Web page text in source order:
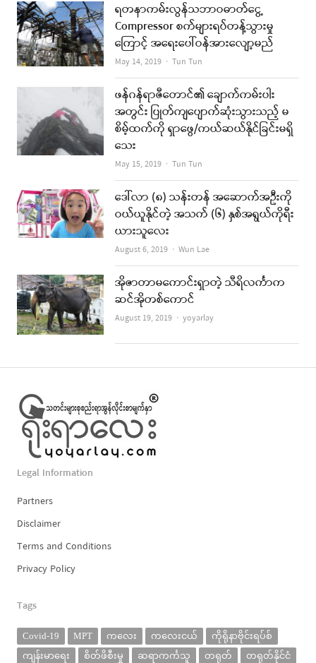
ရတနာကမ်းလွန်သဘာဝဓာတ်ငွေ့
Compressor စက်များရပ်တန့်သွားမှု
ကြောင့် အရေးပေါ်ဝန်အားလျော့မည်
May 14, 2019 Author
Tun Tun
ဖန်ဂန်ရာဇီတောင်၏ ချောက်ကမ်းပါး
အတွင်း ပြုတ်ကျပျောက်ဆုံးသွားသည့် မ
စိမ့်ထက်ကို ရှာဖွေ/ကယ်ဆယ်နိုင်ခြင်းမရှိ
သေး
May 15, 2019 Author
Tun Tun
ဒေါ်လာ (၈) သန်းတန် အဆောက်အဦးကို
ဝယ်ယူနိုင်တဲ့ အသက် (၆) နှစ်အရွယ်ကိုရီး
ယားသူလေး
August 6, 2019 Author
Wun Lae
အိုဇာတာမကောင်းရှာတဲ့ သီရိလင်္ကာက
ဆင်အိုတစ်ကောင်
August 19, 2019 Author
yoyarlay
Legal Information
Partners
Disclaimer
Terms and Conditions
Privacy Policy
Tags
Covid-19 MPT ကလေး ကလေးငယ်
ကိုရိုနာဗိုင်းရပ်စ်
ကျန်းမာရေး
စိတ်ဖိစီးမှု ဆရာကင်္ကသူ တရုတ် တရုတ်နိုင်ငံ